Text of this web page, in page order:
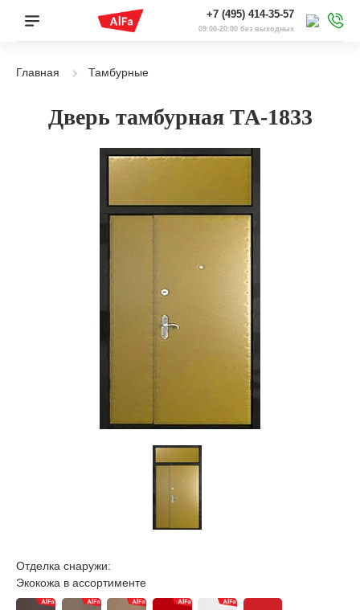
+7 (495) 414-35-57
09:00-20:00 без выходных
Главная Тамбурные
Дверь тамбурная ТА-1833
Отделка снаружи:
Экокожа в ассортименте